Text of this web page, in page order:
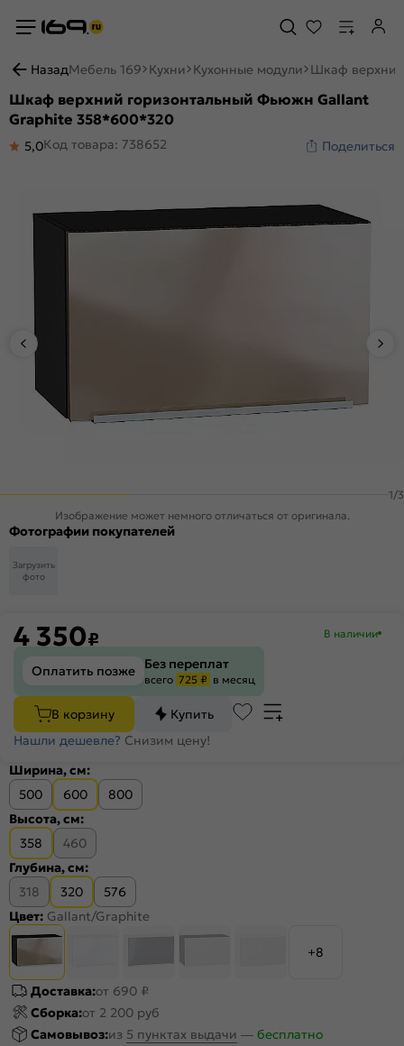
НазадМебель 169 Кухни Кухонные модули Шкаф
Шкаф верхний горизонтальный Фьюжн Gallant
Graphite 358*600*320
5,0Код товара: 738652 Поделиться
1/3
Изображение может немного отличаться от оригинала.
Фотографии покупателей
Загрузить
фото
4 350₽ В наличии
Оплатить позже Без переплат
всего 725 ₽ в месяц
В корзину
Купить
Нашли дешевле? Снизим цену!
Ширина, см:
500
600
800
Высота, см:
358
460
Глубина, см:
318
320
576
Цвет: Gallant/Graphite
+8
Доставка:от 690 ₽
Сборка:от 2 200 руб
Самовывоз:из 5 пунктах выдачи — бесплатно